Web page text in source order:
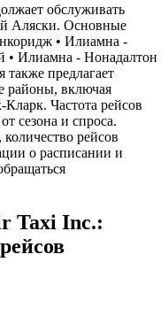
обслуживать
Аляски. Основные
• Илиамна -
• Илиамна - Нонадалтон
предлагает
районы, включая
Частота рейсов
сезона и спроса.
рейсов
о расписании и
Taxi Inc.: